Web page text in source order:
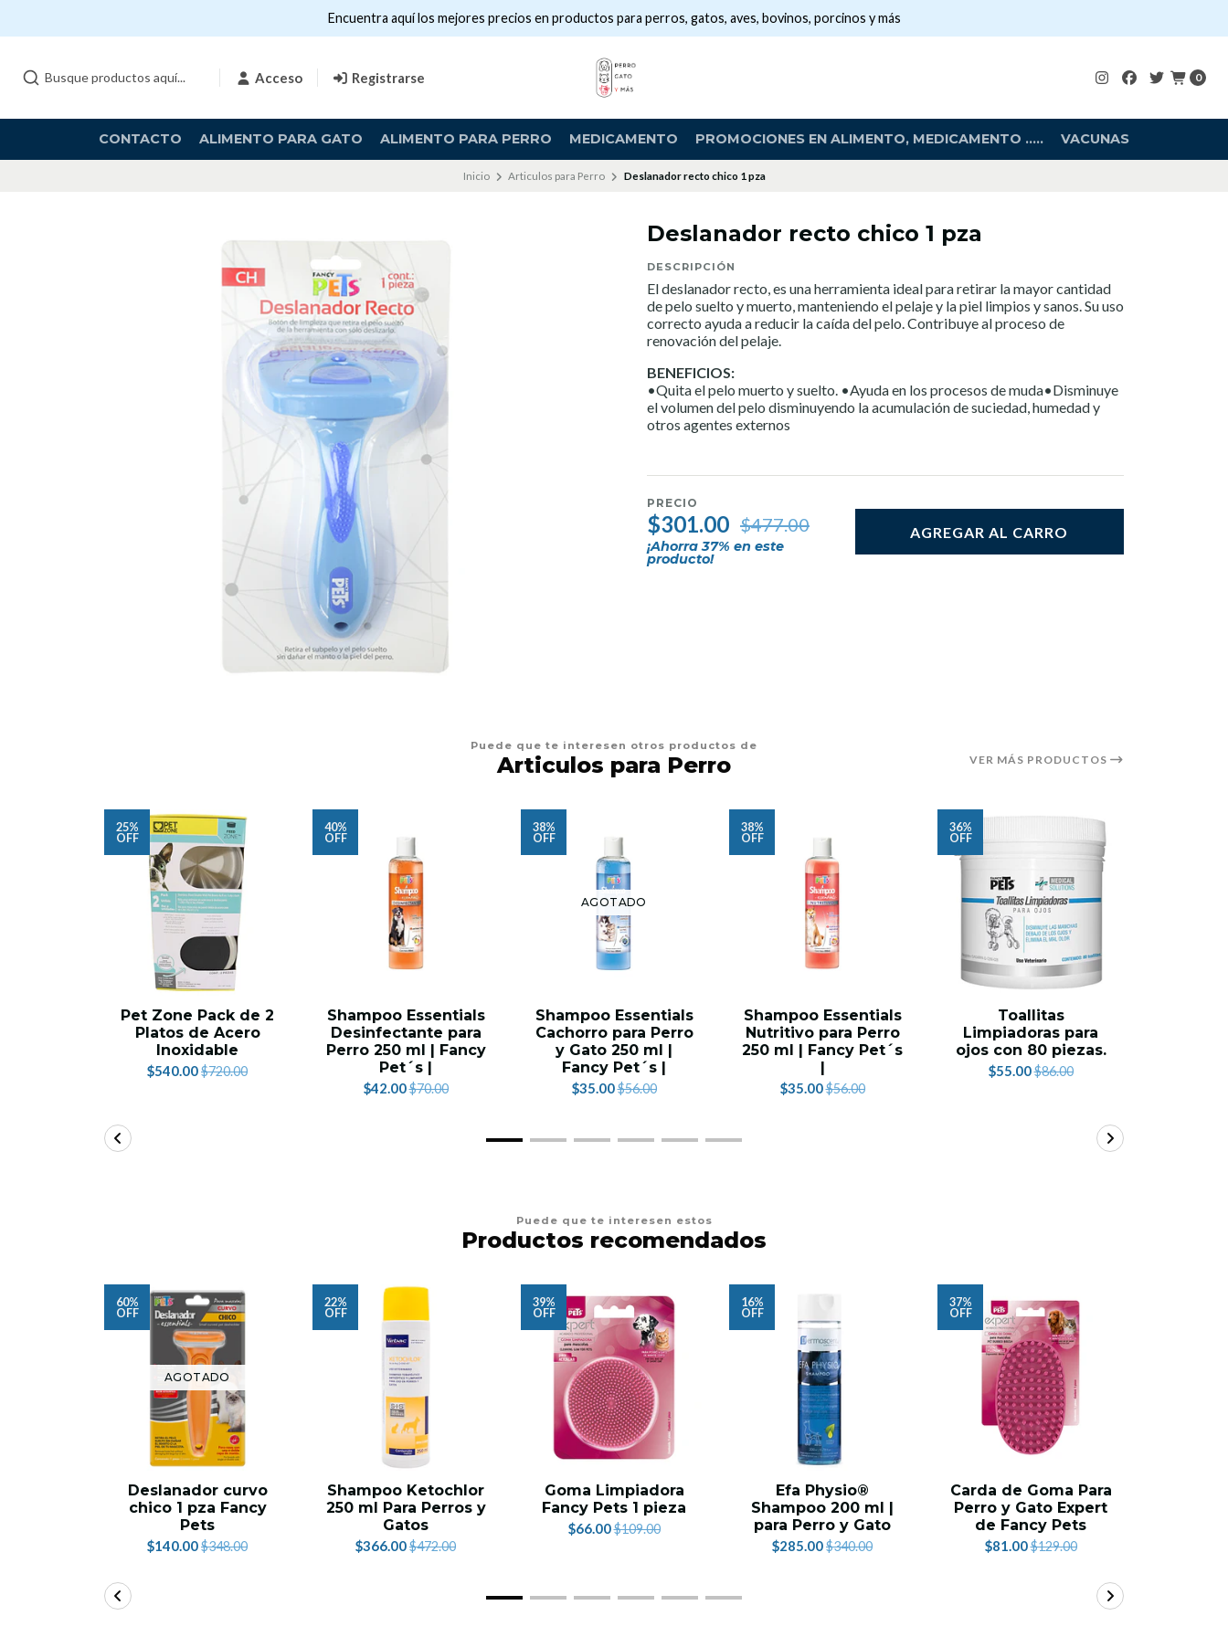
Acceso Registrarse 0
CONTACTO ALIMENTO PARA GATO ALIMENTO PARA PERRO MEDICAMENTO PROMOCIONES EN ALIMENTO, MEDICAMENTO ..... VACUNAS
Encuentra aquí los mejores precios en productos para perros, gatos, aves, bovinos, porcinos y más
Inicio Articulos para Perro Deslanador recto chico 1 pza
Deslanador recto chico 1 pza
DESCRIPCIÓN
El deslanador recto, es una herramienta ideal para retirar la mayor cantidad
de pelo suelto y muerto, manteniendo el pelaje y la piel limpios y sanos. Su uso
correcto ayuda a reducir la caída del pelo. Contribuye al proceso de
renovación del pelaje.
BENEFICIOS:
•Quita el pelo muerto y suelto. •Ayuda en los procesos de muda•Disminuye
el volumen del pelo disminuyendo la acumulación de suciedad, humedad y
otros agentes externos
PRECIO
$301.00 $477.00
¡Ahorra37% en este
producto!
AGREGAR AL CARRO
Puede que te interesen otros productos de
Articulos para Perro VER MÁS PRODUCTOS
25%
OFF
Pet Zone Pack de 2
Platos de Acero
Inoxidable
$540.00$720.00
40%
OFF
Shampoo Essentials
Desinfectante para
Perro 250 ml | Fancy
Pet´s |
$42.00$70.00
38%
OFF
AGOTADO
Shampoo Essentials
Cachorro para Perro
y Gato 250 ml |
Fancy Pet´s |
$35.00$56.00
38%
OFF
Shampoo Essentials
Nutritivo para Perro
250 ml | Fancy Pet´s
|
$35.00$56.00
36%
OFF
Toallitas
Limpiadoras para
ojos con 80 piezas.
$55.00$86.00
Puede que te interesen estos
Productos recomendados
60%
OFF
AGOTADO
Deslanador curvo
chico 1 pza Fancy
Pets
$140.00$348.00
22%
OFF
Shampoo Ketochlor
250 ml Para Perros y
Gatos
$366.00$472.00
39%
OFF
Goma Limpiadora
Fancy Pets 1 pieza
$66.00$109.00
16%
OFF
Efa Physio®
Shampoo 200 ml |
para Perro y Gato
$285.00$340.00
37%
OFF
Carda de Goma Para
Perro y Gato Expert
de Fancy Pets
$81.00$129.00